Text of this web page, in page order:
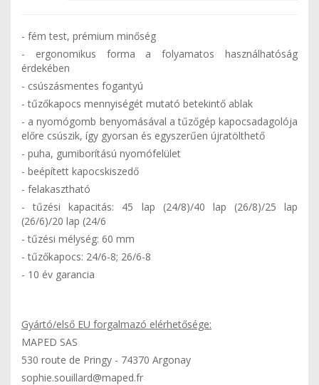
- fém test, prémium minőség
- ergonomikus forma a folyamatos használhatóság
érdekében
- csúszásmentes fogantyú
- tűzőkapocs mennyiségét mutató betekintő ablak
- a nyomógomb benyomásával a tűzőgép kapocsadagolója
előre csúszik, így gyorsan és egyszerűen újratölthető
- puha, gumiborítású nyomófelület
- beépített kapocskiszedő
- felakasztható
- tűzési kapacitás: 45 lap (24/8)/40 lap (26/8)/25 lap
(26/6)/20 lap (24/6
- tűzési mélység: 60 mm
- tűzőkapocs: 24/6-8; 26/6-8
- 10 év garancia
Gyártó/első EU forgalmazó elérhetősége:
MAPED SAS
530 route de Pringy - 74370 Argonay
sophie.souillard@maped.fr